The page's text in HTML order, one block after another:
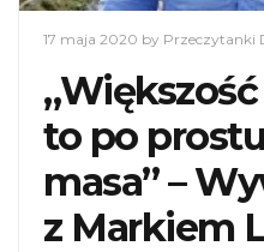
17 maja 2020 by Przeczytanki
„Większość
to po
masa” –
z Markiem